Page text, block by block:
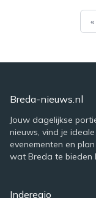
Breda-nieuws.nl
Jouw dagelijkse
nieuws, vind je
evenementen en
wat Breda te bieden
Inderegio